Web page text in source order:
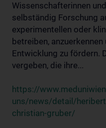
Wissenschafterinnen
selbständig Forschung
experimentellen oder
betreiben,
Entwicklung zu fördern.
vergeben, die ihre...
https://
uns/news/detail/
christian-gruber/